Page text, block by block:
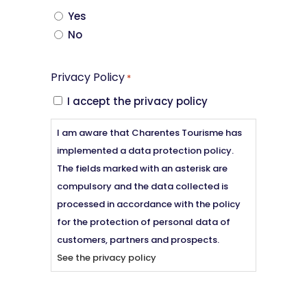
Yes
No
Privacy Policy *
I accept the privacy policy
I am aware that Charentes Tourisme has
implemented a data protection policy.
The fields marked with an asterisk are
compulsory and the data collected is
processed in accordance with the policy
for the protection of personal data of
customers, partners and prospects.
See the privacy policy